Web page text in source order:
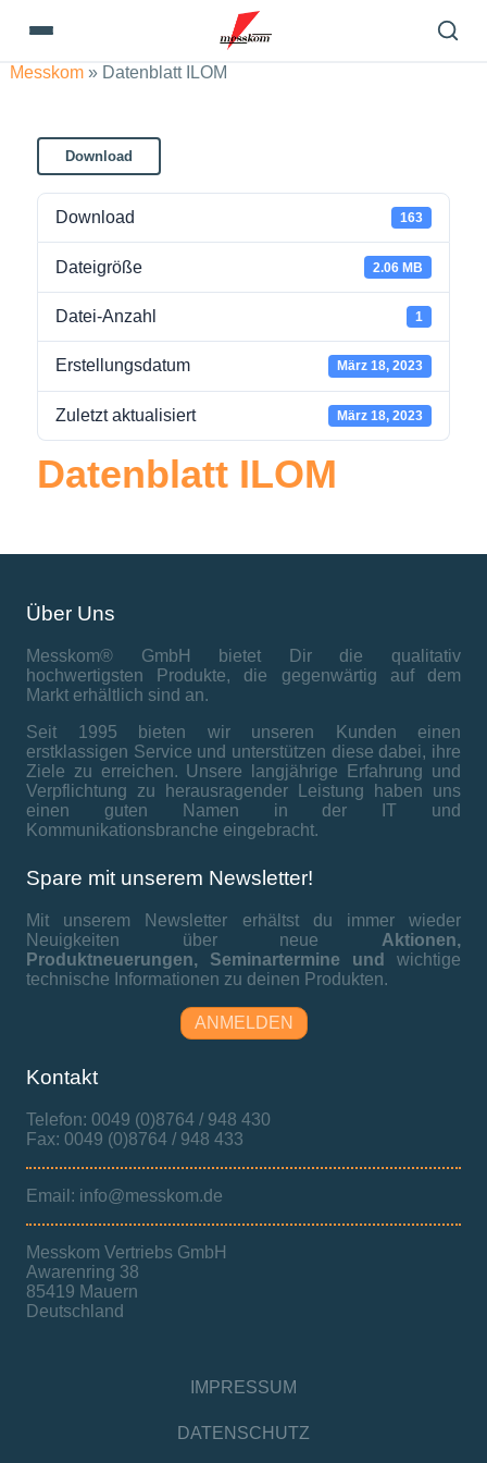
Messkom » Datenblatt ILOM
Download
Download 163
Dateigröße 2.06 MB
Datei-Anzahl 1
Erstellungsdatum März 18, 2023
Zuletzt aktualisiert März 18, 2023
Datenblatt ILOM
Über Uns
Messkom® GmbH bietet Dir die qualitativ
hochwertigsten Produkte, die gegenwärtig auf dem
Markt erhältlich sind an.
Seit 1995 bieten wir unseren Kunden einen
erstklassigen Service und unterstützen diese dabei, ihre
Ziele zu erreichen. Unsere langjährige Erfahrung und
Verpflichtung zu herausragender Leistung haben uns
einen guten Namen in der IT und
Kommunikationsbranche eingebracht.
Spare mit unserem Newsletter!
Mit unserem Newsletter erhältst du immer wieder
Neuigkeiten über neue Aktionen,
Produktneuerungen, Seminartermine und wichtige
technische Informationen zu deinen Produkten.
ANMELDEN
Kontakt
Telefon: 0049 (0)8764 / 948 430
Fax: 0049 (0)8764 / 948 433
Email: info@messkom.de
Messkom Vertriebs GmbH
Awarenring 38
85419 Mauern
Deutschland
IMPRESSUM
DATENSCHUTZ